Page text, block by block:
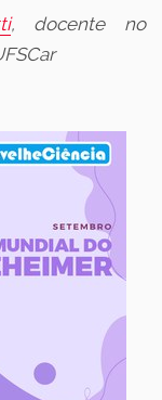
, docente no